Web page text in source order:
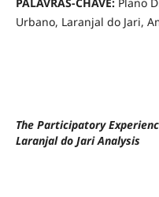
Urbano, Laranjal do Jari,
The Participatory
Laranjal do Jari Analysis